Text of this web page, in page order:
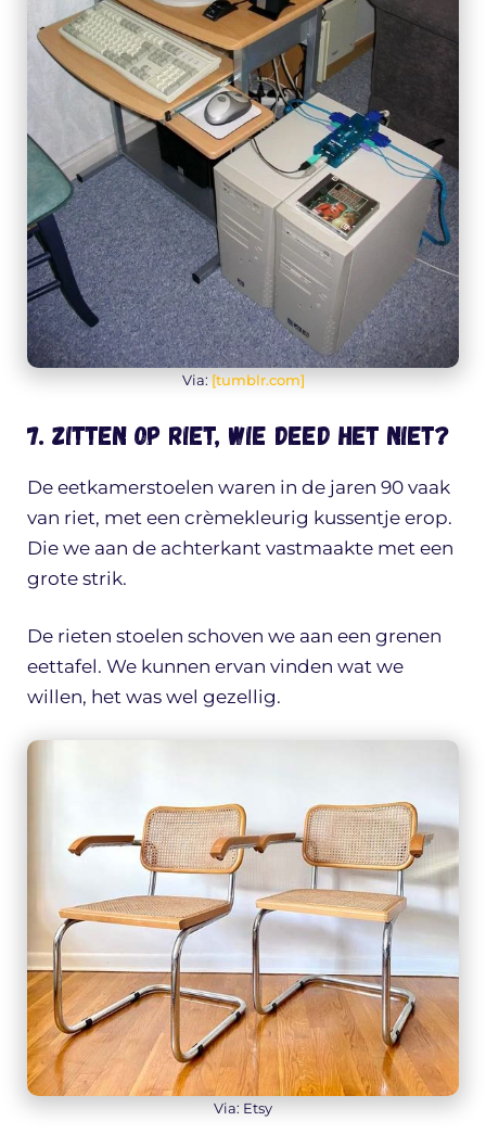
Via: [tumblr.com]
7. Zitten op riet, wie deed het niet?
De eetkamerstoelen waren in de jaren 90 vaak
van riet, met een crèmekleurig kussentje erop.
Die we aan de achterkant vastmaakte met een
grote strik.
De rieten stoelen schoven we aan een grenen
eettafel. We kunnen ervan vinden wat we
willen, het was wel gezellig.
Via: Etsy